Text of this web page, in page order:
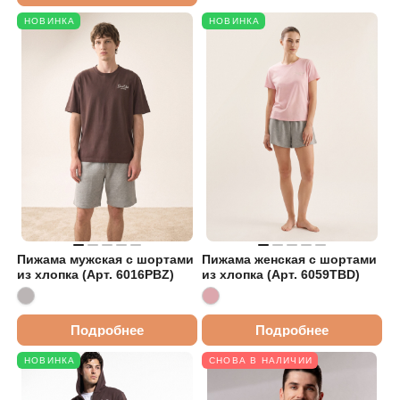
НОВИНКА
Пижама мужская с шортами
из хлопка (Арт. 6016PBZ)
Подробнее
НОВИНКА
Пижама женская с шортами
из хлопка (Арт. 6059TBD)
Подробнее
НОВИНКА СНОВА В НАЛИЧИИ